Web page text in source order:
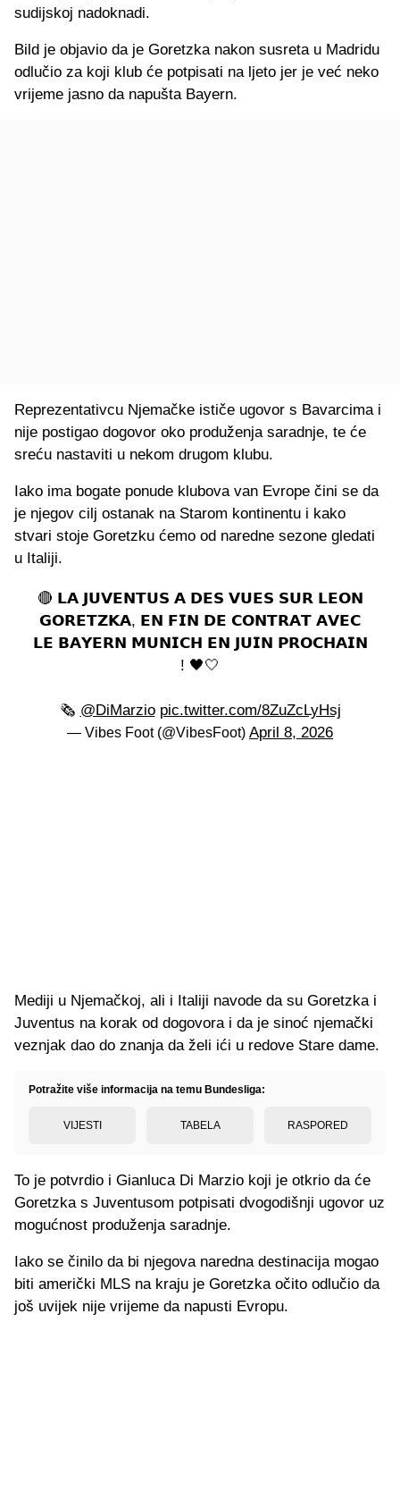
sudijskoj nadoknadi.
Bild je objavio da je Goretzka nakon susreta u Madridu
odlučio za koji klub će potpisati na ljeto jer je već neko
vrijeme jasno da napušta Bayern.
Reprezentativcu Njemačke ističe ugovor s Bavarcima i
nije postigao dogovor oko produženja saradnje, te će
sreću nastaviti u nekom drugom klubu.
Iako ima bogate ponude klubova van Evrope čini se da
je njegov cilj ostanak na Starom kontinentu i kako
stvari stoje Goretzku ćemo od naredne sezone gledati
u Italiji.
🔴 𝗟𝗔 𝗝𝗨𝗩𝗘𝗡𝗧𝗨𝗦 𝗔 𝗗𝗘𝗦 𝗩𝗨𝗘𝗦 𝗦𝗨𝗥 𝗟𝗘𝗢𝗡
𝗚𝗢𝗥𝗘𝗧𝗭𝗞𝗔, 𝗘𝗡 𝗙𝗜𝗡 𝗗𝗘 𝗖𝗢𝗡𝗧𝗥𝗔𝗧 𝗔𝗩𝗘𝗖
𝗟𝗘 𝗕𝗔𝗬𝗘𝗥𝗡 𝗠𝗨𝗡𝗜𝗖𝗛 𝗘𝗡 𝗝𝗨𝗜𝗡 𝗣𝗥𝗢𝗖𝗛𝗔𝗜𝗡
! 🖤🤍
🗞️ @DiMarzio pic.twitter.com/8ZuZcLyHsj
— Vibes Foot (@VibesFoot) April 8, 2026
Mediji u Njemačkoj, ali i Italiji navode da su Goretzka i
Juventus na korak od dogovora i da je sinoć njemački
veznjak dao do znanja da želi ići u redove Stare dame.
Potražite više informacija na temu Bundesliga:
VIJESTI TABELA RASPORED
To je potvrdio i Gianluca Di Marzio koji je otkrio da će
Goretzka s Juventusom potpisati dvogodišnji ugovor uz
mogućnost produženja saradnje.
Iako se činilo da bi njegova naredna destinacija mogao
biti američki MLS na kraju je Goretzka očito odlučio da
još uvijek nije vrijeme da napusti Evropu.